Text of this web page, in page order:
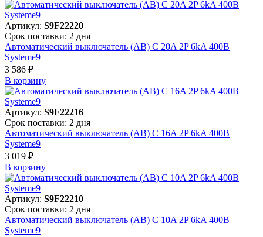
Артикул: S9F22220
Срок поставки: 2 дня
Автоматический выключатель (АВ) C 20A 2P 6kA 400В
Systeme9
3 586 ₽
В корзинy
Артикул: S9F22216
Срок поставки: 2 дня
Автоматический выключатель (АВ) C 16A 2P 6kA 400В
Systeme9
3 019 ₽
В корзинy
Артикул: S9F22210
Срок поставки: 2 дня
Автоматический выключатель (АВ) C 10A 2P 6kA 400В
Systeme9